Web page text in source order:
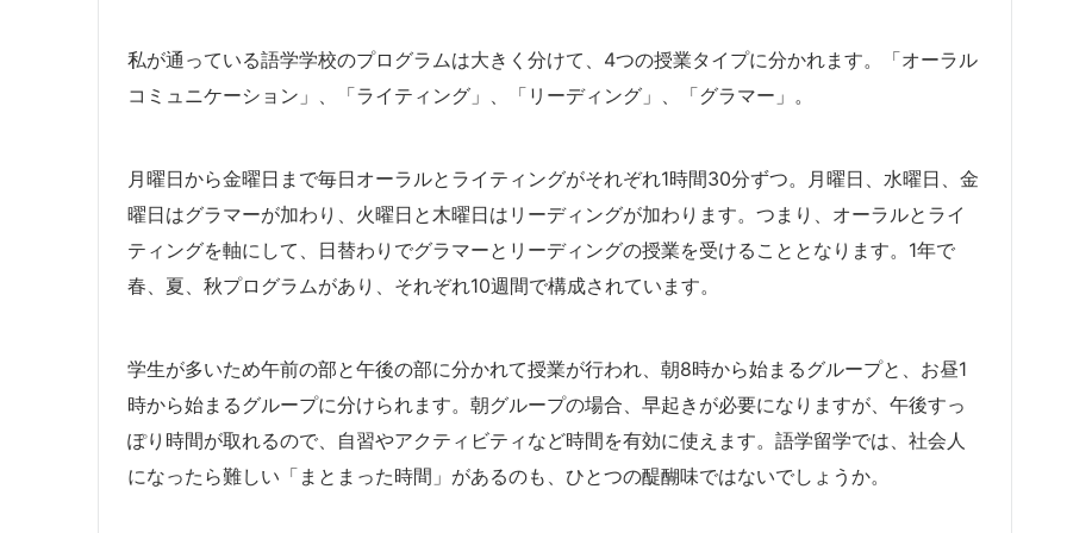
私が通っている語学学校のプログラムは大きく分けて、4つの授業タイプに分かれます。「オーラル
コミュニケーション」、「ライティング」、「リーディング」、「グラマー」。
月曜日から金曜日まで毎日オーラルとライティングがそれぞれ1時間30分ずつ。月曜日、水曜日、金
曜日はグラマーが加わり、火曜日と木曜日はリーディングが加わります。つまり、オーラルとライ
ティングを軸にして、日替わりでグラマーとリーディングの授業を受けることとなります。1年で
春、夏、秋プログラムがあり、それぞれ10週間で構成されています。
学生が多いため午前の部と午後の部に分かれて授業が行われ、朝8時から始まるグループと、お昼1
時から始まるグループに分けられます。朝グループの場合、早起きが必要になりますが、午後すっ
ぽり時間が取れるので、自習やアクティビティなど時間を有効に使えます。語学留学では、社会人
になったら難しい「まとまった時間」があるのも、ひとつの醍醐味ではないでしょうか。